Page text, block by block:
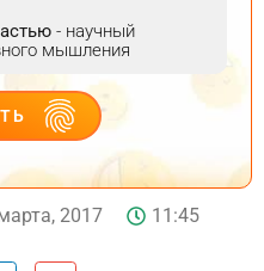
- научный
мышления
2017
11:45